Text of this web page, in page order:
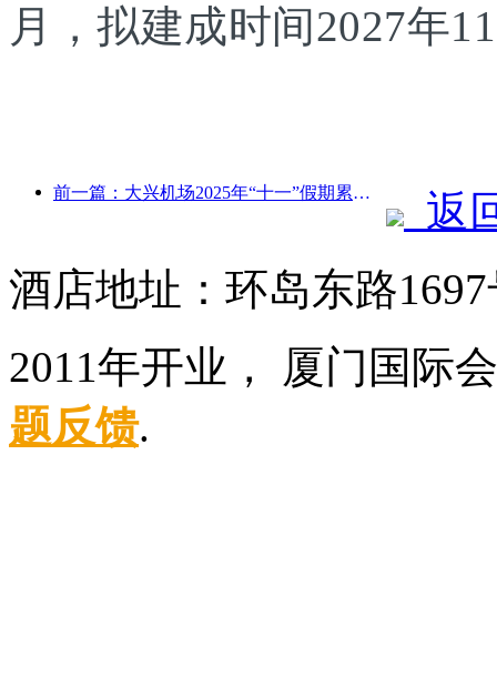
月，拟建成时间2027年
前一篇：大兴机场2025年“十一”假期累计运送旅客130万余人次
返
酒店地址：环岛东路
2011年开业， 厦门国
题反馈.